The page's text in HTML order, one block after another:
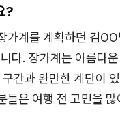
?
가계를 계획하던 김
다. 장가계는 아름다
간과 완만한 계단이
들은 여행 전 고민을